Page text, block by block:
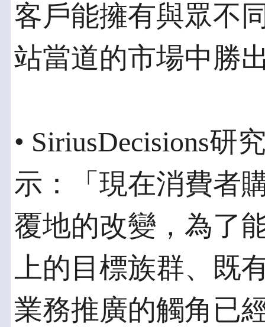
客戶能擁有與眾不
站當道的市場中勝
• SiriusDecisions研
示：「現在消費者
覆地的改變，為了
上的目標族群、既
業務推廣的觸角已